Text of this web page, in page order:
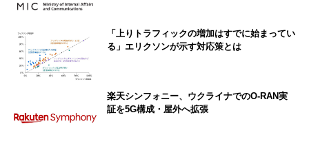
「上りトラフィックの増加はすでに始まってい
る」エリクソンが示す対応策とは
楽天シンフォニー、ウクライナでのO-RAN実
証を5G構成・屋外へ拡張